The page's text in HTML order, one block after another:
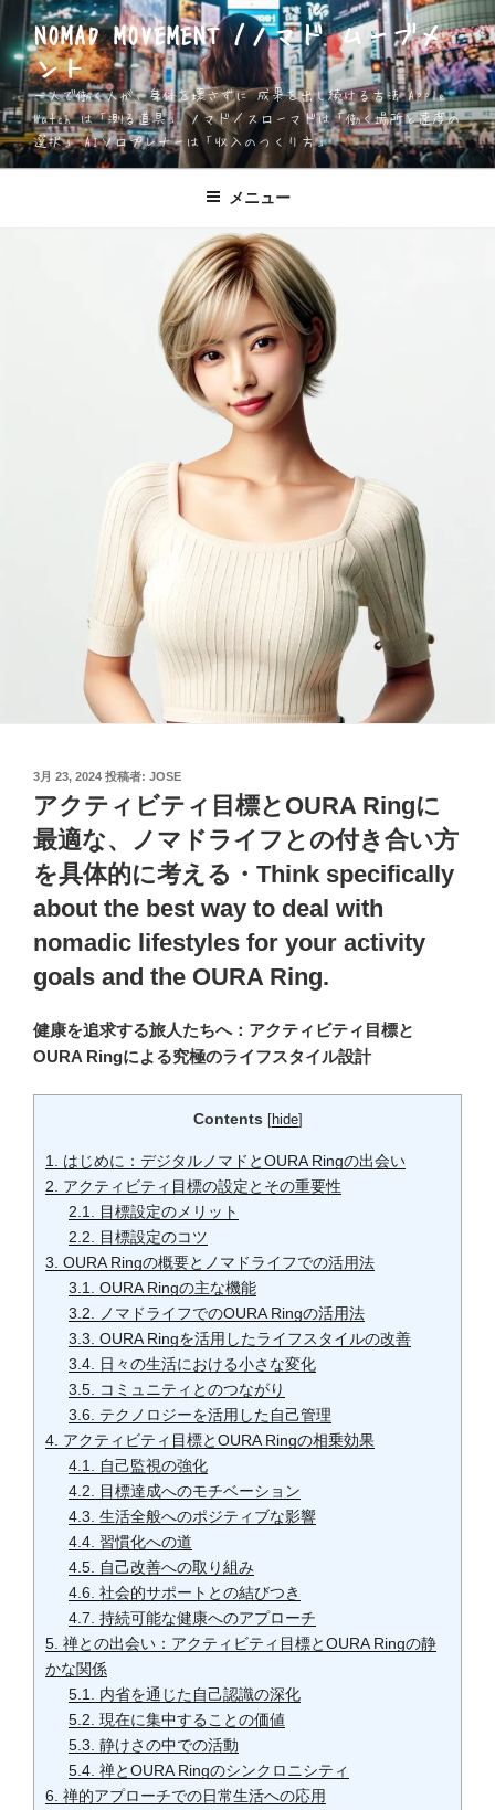
ン
テ
ン
ツ
へ
ス
NOMAD MOVEMENT /ノマド ムーブメ
ント
一人で働く人が、身体を壊さずに 成果を出し続ける方法 Apple
Watch は「測る道具」 ノマド／スローマドは「働く場所と速度の
選択」 AIソロプレナーは「収入のつくり方」
メニュー
投
稿
日:
3月 23, 2024 投稿者: JOSE
アクティビティ目標とOURA Ringに
最適な、ノマドライフとの付き合い方
を具体的に考える・Think specifically
about the best way to deal with
nomadic lifestyles for your activity
goals and the OURA Ring.
健康を追求する旅人たちへ：アクティビティ目標と
OURA Ringによる究極のライフスタイル設計
Contents [hide]
1.
はじめに：デジタルノマドとOURA Ringの出会い
2.
アクティビティ目標の設定とその重要性
2.1.
目標設定のメリット
2.2.
目標設定のコツ
3. OURA Ringの概要とノマドライフでの活用法
3.1.
OURA Ringの主な機能
3.2.
ノマドライフでのOURA Ringの活用法
3.3. OURA Ringを活用したライフスタイルの改善
3.4.
日々の生活における小さな変化
3.5.
コミュニティとのつながり
3.6.
テクノロジーを活用した自己管理
4. アクティビティ目標とOURA Ringの相乗効果
4.1.
自己監視の強化
4.2.
目標達成へのモチベーション
4.3. 生活全般へのポジティブな影響
4.4. 習慣化への道
4.5.
自己改善への取り組み
4.6. 社会的サポートとの結びつき
4.7. 持続可能な健康へのアプローチ
5. 禅との出会い：アクティビティ目標とOURA Ringの静
かな関係
5.1.
内省を通じた自己認識の深化
5.2. 現在に集中することの価値
5.3. 静けさの中での活動
5.4. 禅とOURA Ringのシンクロニシティ
6. 禅的アプローチでの日常生活への応用